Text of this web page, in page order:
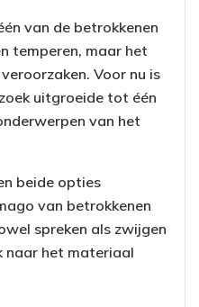
van de betrokkenen
temperen, maar het
Voor nu is
uitgroeide tot één
van het
beide opties
van betrokkenen
spreken als zwijgen
naar het materiaal